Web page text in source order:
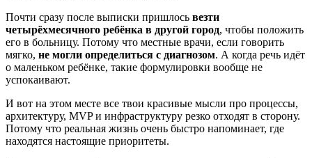
Почти сразу после выписки пришлось везти
четырёхмесячного ребёнка в другой город, чтобы положить
его в больницу. Потому что местные врачи, если говорить
мягко, не могли определиться с диагнозом. А когда речь идёт
о маленьком ребёнке, такие формулировки вообще не
успокаивают.
И вот на этом месте все твои красивые мысли про процессы,
архитектуру, MVP и инфраструктуру резко отходят в сторону.
Потому что реальная жизнь очень быстро напоминает, где
находятся настоящие приоритеты.